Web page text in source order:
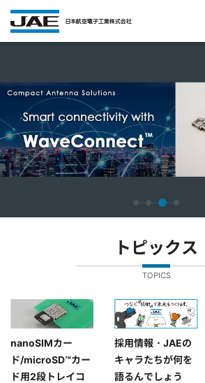
トピックス
TOPICS
nanoSIMカー
ド/microSD™カー
ド用2段トレイコ
採用情報・JAEの
キャラたちが何を
語るんでしょう